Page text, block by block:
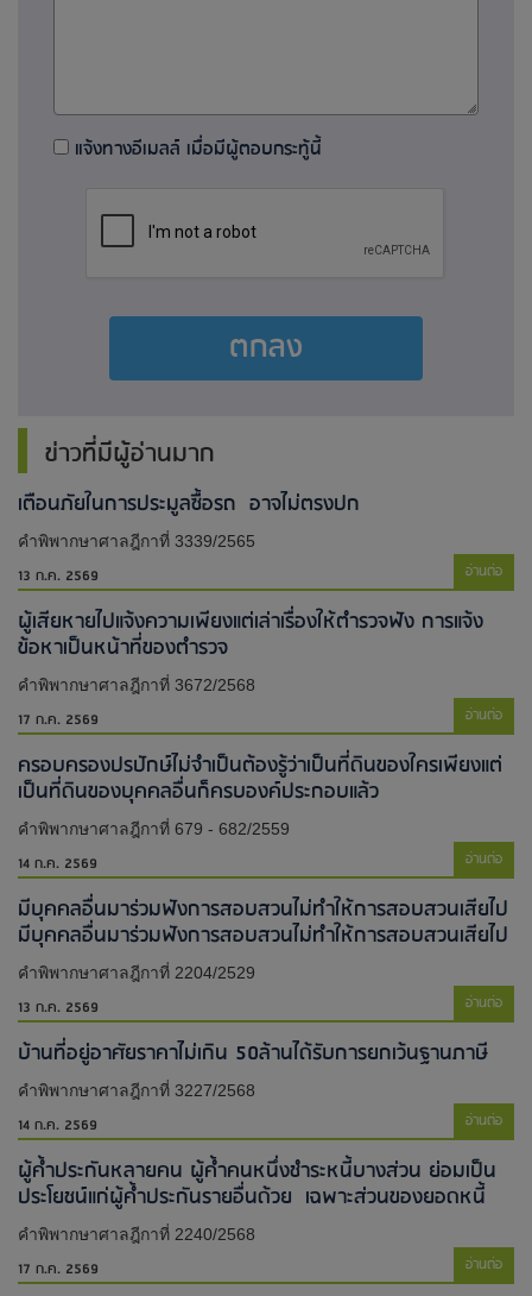
แจ้งทางอีเมลล์ เมื่อมีผู้ตอบกระทู้นี้
ตกลง
ข่าวที่มีผู้อ่านมาก
เตือนภัยในการประมูลซื้อรถ อาจไม่ตรงปก
คำพิพากษาศาลฎีกาที่ 3339/2565
13 ก.ค. 2569 อ่านต่อ
ผู้เสียหายไปแจ้งความเพียงแต่เล่าเรื่องให้ตำรวจฟัง การแจ้ง
ข้อหาเป็นหน้าที่ของตำรวจ
คำพิพากษาศาลฎีกาที่ 3672/2568
17 ก.ค. 2569 อ่านต่อ
ครอบครองปรปักษ์ไม่จำเป็นต้องรู้ว่าเป็นที่ดินของใครเพียงแต่
เป็นที่ดินของบุคคลอื่นก็ครบองค์ประกอบแล้ว
คำพิพากษาศาลฎีกาที่ 679 - 682/2559
14 ก.ค. 2569 อ่านต่อ
มีบุคคลอื่นมาร่วมฟังการสอบสวนไม่ทำให้การสอบสวนเสียไป​
มีบุคคลอื่นมาร่วมฟังการสอบสวนไม่ทำให้การสอบสวนเสียไป​
คำพิพากษาศาลฎีกาที่ 2204/2529
13 ก.ค. 2569 อ่านต่อ
บ้านที่อยู่อาศัยราคาไม่เกิน 50ล้านได้รับการยกเว้นฐานภาษี
คำพิพากษาศาลฎีกาที่ 3227/2568
14 ก.ค. 2569 อ่านต่อ
ผู้ค้ำประกันหลายคน ผู้ค้ำคนหนึ่งชำระหนี้บางส่วน ย่อมเป็น
ประโยชน์แก่ผู้ค้ำประกันรายอื่นด้วย เฉพาะส่วนของยอดหนี้
คำพิพากษาศาลฎีกาที่ 2240/2568
17 ก.ค. 2569 อ่านต่อ